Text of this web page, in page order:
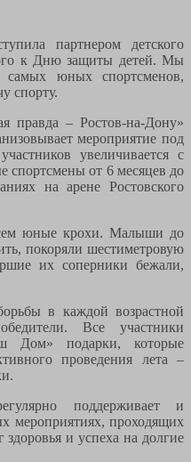
партнером детского
к Дню защиты детей. Мы
юных спортсменов,
спорту.
правда – Ростов-на-Дону»
мероприятие под
увеличивается с
от 6 месяцев до
на арене Ростовского
юные крохи. Малыши до
покоряли шестиметровую
их соперники бежали,
в каждой возрастной
Все участники
Дом» подарки, которые
проведения лета –
поддерживает и
мероприятиях, проходящих
и успеха на долгие